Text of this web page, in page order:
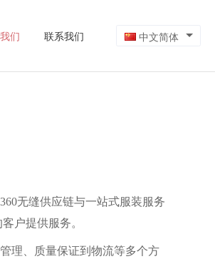
们 联系我们 中文简体
无缝供应链与一站式服装服务
户提供服务。
理、质量保证到物流等多个方